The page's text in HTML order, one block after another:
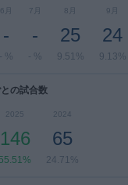
6月
-
- %
7月
-
- %
8月
25
9.51%
9月
24
9.13%
の試合数
2025
146
55.51%
2024
65
24.71%